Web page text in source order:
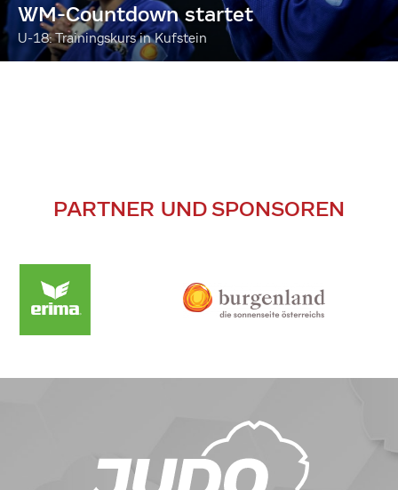
WM-Countdown startet
U-18: Trainingskurs in Kufstein
PARTNER UND SPONSOREN